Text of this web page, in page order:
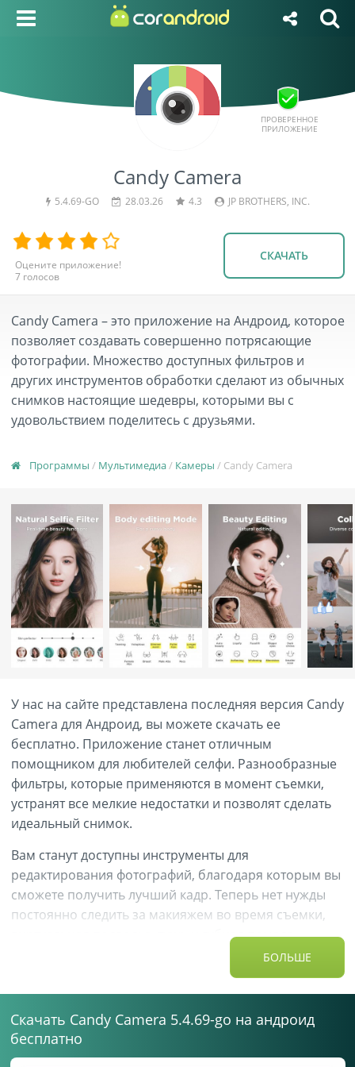
Программы / Мультимедиа/ Камеры / Candy Camera
Candy Camera
5.4.69-GO 28.03.26 4.3 JP BROTHERS, INC.
ПРОВЕРЕННОЕ
ПРИЛОЖЕНИЕ
7голосов
СКАЧАТЬ
Candy Camera – это приложение на Андроид, которое
позволяет создавать совершенно потрясающие
фотографии. Множество доступных фильтров и
других инструментов обработки сделают из обычных
снимков настоящие шедевры, которыми вы с
удовольствием поделитесь с друзьями.
У нас на сайте представлена последняя версия Candy
Camera для Андроид, вы можете скачать ее
бесплатно. Приложение станет отличным
помощником для любителей селфи. Разнообразные
фильтры, которые применяются в момент съемки,
устранят все мелкие недостатки и позволят сделать
идеальный снимок.
Вам станут доступны инструменты для
редактирования фотографий, благодаря которым вы
сможете получить лучший кадр. Теперь нет нужды
постоянно следить за макияжем во время съемки,
виртуальная подводка, тушь и губная помада
Candy Camera для Андроид убирает звук затвора
БОЛЬШЕ
Скачать Candy Camera 5.4.69-go на андроид
бесплатно